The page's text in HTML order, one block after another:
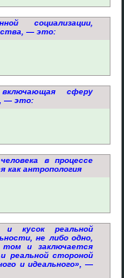
социализации,
— это:
сферу
— это:
в процессе
как антропология
кусок реальной
не либо одно,
и заключается
реальной стороной
и идеального», —